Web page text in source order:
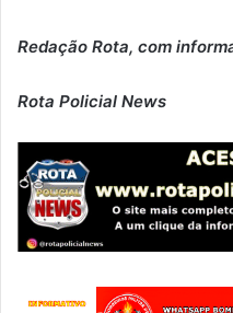
Redação Rota, com
Rota Policial News